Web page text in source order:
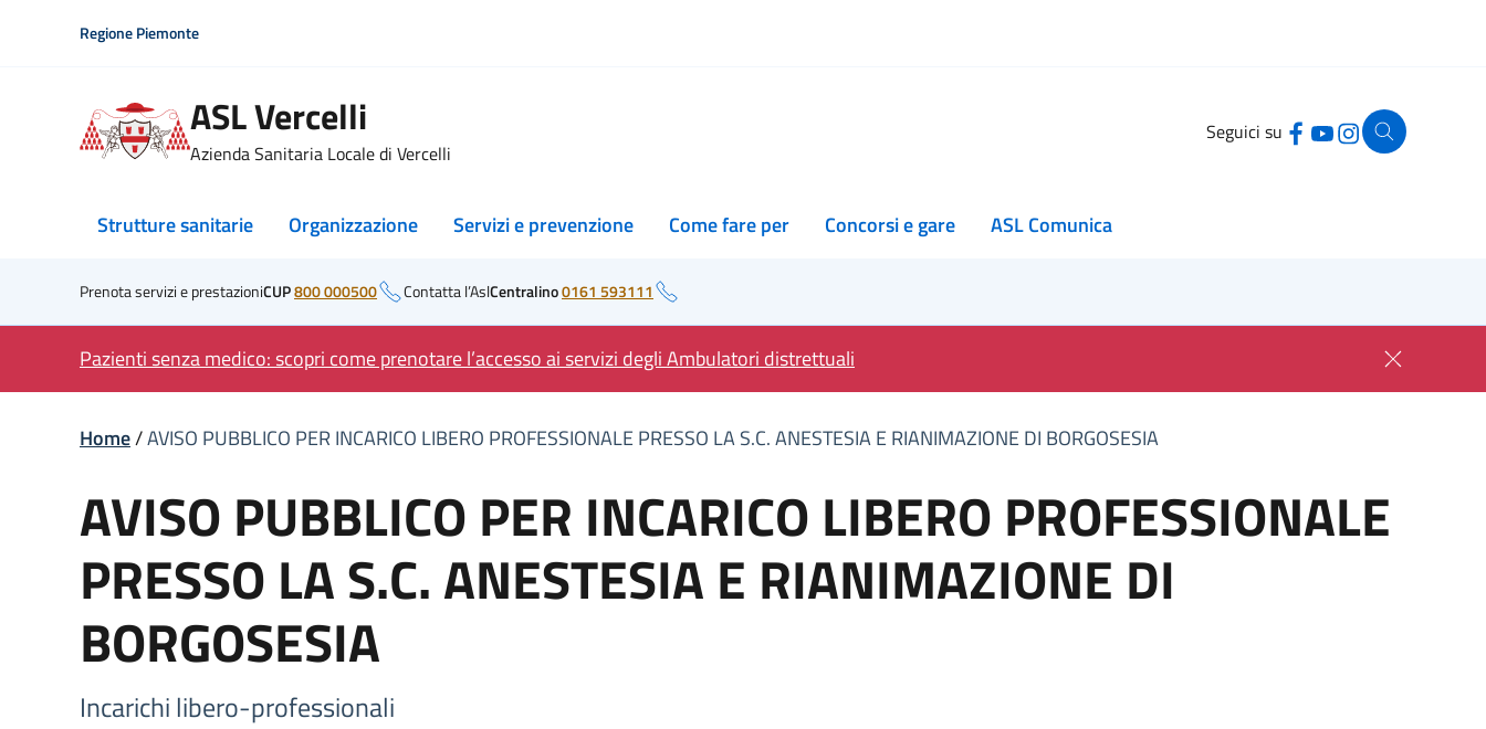
Regione Piemonte
ASL Vercelli
Azienda Sanitaria Locale di Vercelli
Seguici su
Strutture sanitarie Organizzazione Servizi e prevenzione Come fare per Concorsi e gare ASL Comunica
Prenota servizi e prestazioniCUP800 000500 Contatta l’AslCentralino0161 593111
Pazienti senza medico: scopri come prenotare l’accesso ai servizi degli Ambulatori distrettuali
Home/AVISO PUBBLICO PER INCARICO LIBERO PROFESSIONALE PRESSO LA S.C. ANESTESIA E RIANIMAZIONE DI BORGOSESIA
AVISO PUBBLICO PER INCARICO LIBERO PROFESSIONALE
PRESSO LA S.C. ANESTESIA E RIANIMAZIONE DI
BORGOSESIA
Incarichi libero-professionali